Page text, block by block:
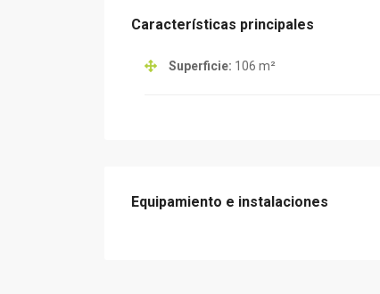
Características principales
Superficie: 106 m²
Equipamiento e instalaciones